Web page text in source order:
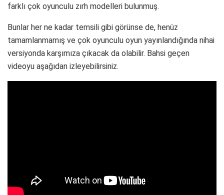
farklı çok oyunculu zırh modelleri bulunmuş.
Bunlar her ne kadar temsili gibi görünse de, henüz
tamamlanmamış ve çok oyunculu oyun yayınlandığında nihai
versiyonda karşımıza çıkacak da olabilir. Bahsi geçen
videoyu aşağıdan izleyebilirsiniz.